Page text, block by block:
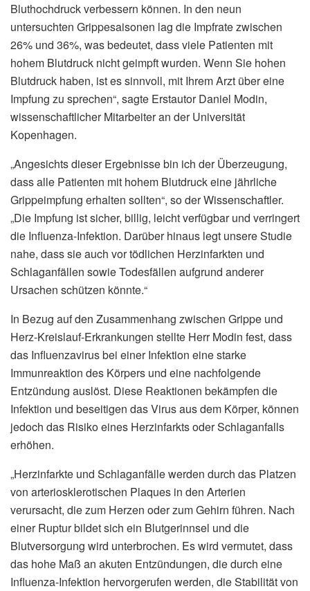
Bluthochdruck verbessern können. In den neun
untersuchten Grippesaisonen lag die Impfrate zwischen
26% und 36%, was bedeutet, dass viele Patienten mit
hohem Blutdruck nicht geimpft wurden. Wenn Sie hohen
Blutdruck haben, ist es sinnvoll, mit Ihrem Arzt über eine
Impfung zu sprechen“, sagte Erstautor Daniel Modin,
wissenschaftlicher Mitarbeiter an der Universität
Kopenhagen.
„Angesichts dieser Ergebnisse bin ich der Überzeugung,
dass alle Patienten mit hohem Blutdruck eine jährliche
Grippeimpfung erhalten sollten“, so der Wissenschaftler.
„Die Impfung ist sicher, billig, leicht verfügbar und verringert
die Influenza-Infektion. Darüber hinaus legt unsere Studie
nahe, dass sie auch vor tödlichen Herzinfarkten und
Schlaganfällen sowie Todesfällen aufgrund anderer
Ursachen schützen könnte.“
In Bezug auf den Zusammenhang zwischen Grippe und
Herz-Kreislauf-Erkrankungen stellte Herr Modin fest, dass
das Influenzavirus bei einer Infektion eine starke
Immunreaktion des Körpers und eine nachfolgende
Entzündung auslöst. Diese Reaktionen bekämpfen die
Infektion und beseitigen das Virus aus dem Körper, können
jedoch das Risiko eines Herzinfarkts oder Schlaganfalls
erhöhen.
„Herzinfarkte und Schlaganfälle werden durch das Platzen
von arteriosklerotischen Plaques in den Arterien
verursacht, die zum Herzen oder zum Gehirn führen. Nach
einer Ruptur bildet sich ein Blutgerinnsel und die
Blutversorgung wird unterbrochen. Es wird vermutet, dass
das hohe Maß an akuten Entzündungen, die durch eine
Influenza-Infektion hervorgerufen werden, die Stabilität von